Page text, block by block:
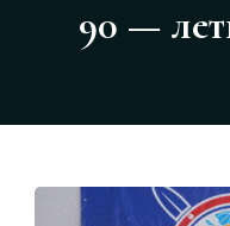
90 —